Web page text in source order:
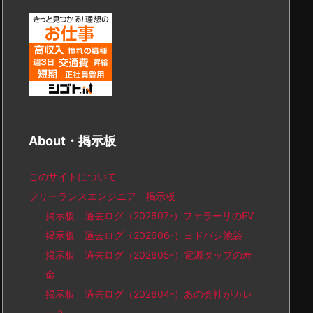
About・掲示板
このサイトについて
フリーランスエンジニア 掲示板
掲示板 過去ログ（202607-）フェラーリのEV
掲示板 過去ログ（202606-）ヨドバシ池袋
掲示板 過去ログ（202605-）電源タップの寿
命
掲示板 過去ログ（202604-）あの会社がカレ